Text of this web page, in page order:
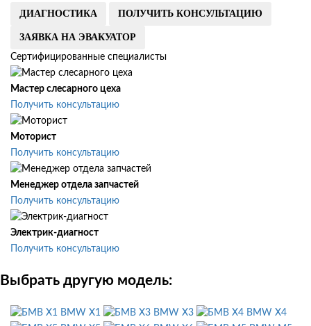
ДИАГНОСТИКА ПОЛУЧИТЬ КОНСУЛЬТАЦИЮ
ЗАЯВКА НА ЭВАКУАТОР
Сертифицированные специалисты
Мастер слесарного цеха
Получить консультацию
Моторист
Получить консультацию
Менеджер отдела запчастей
Получить консультацию
Электрик-диагност
Получить консультацию
Выбрать другую модель:
BMW X1 BMW X3
BMW X4